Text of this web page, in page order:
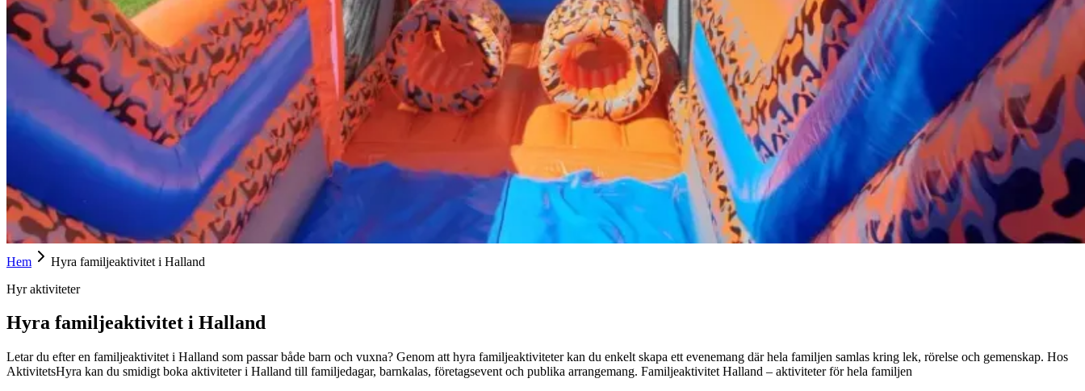
Hem
Hyra familjeaktivitet i Halland
Hyr aktiviteter
Hyra familjeaktivitet i Halland
Letar du efter en familjeaktivitet i Halland som passar både barn och vuxna? Genom att hyra familjeaktiviteter kan du enkelt skapa ett evenemang där hela familjen samlas kring lek, rörelse och gemenskap. Hos
AktivitetsHyra kan du smidigt boka aktiviteter i Halland till familjedagar, barnkalas, företagsevent och publika arrangemang. Familjeaktivitet Halland – aktiviteter för hela familjen